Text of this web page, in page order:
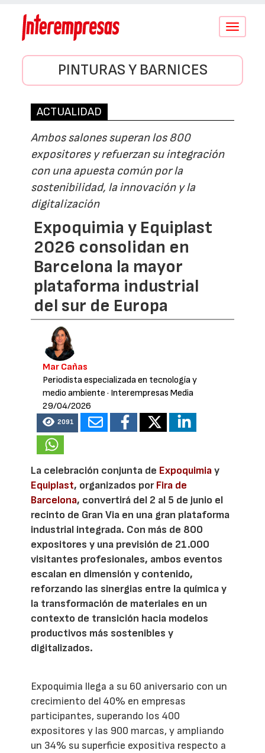
Conmutar
PINTURAS Y BARNICES
ACTUALIDAD
Ambos salones superan los 800
expositores y refuerzan su integración
con una apuesta común por la
sostenibilidad, la innovación y la
digitalización
Expoquimia y Equiplast
2026 consolidan en
Barcelona la mayor
plataforma industrial
del sur de Europa
Mar Cañas
Periodista especializada en tecnología y
medio ambiente · Interempresas Media
29/04/2026
2091
La celebración conjunta de Expoquimiay
Equiplast, organizados porFira de
Barcelona, convertirá del 2 al 5 de junio el
recinto de Gran Via en una gran plataforma
industrial integrada. Con más de 800
expositores y una previsión de 21.000
visitantes profesionales, ambos eventos
escalan en dimensión y contenido,
reforzando las sinergias entre la química y
la transformación de materiales en un
contexto de transición hacia modelos
productivos más sostenibles y
digitalizados.
Expoquimia llega a su 60 aniversario con un
crecimiento del 40% en empresas
participantes, superando los 400
expositores y las 900 marcas, y ampliando
un 34% su superficie expositiva respecto a